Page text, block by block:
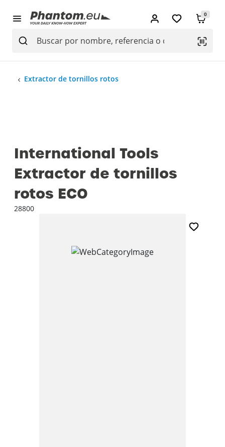
0
Extractor de tornillos rotos
International Tools
Extractor de tornillos
rotos ECO
28800